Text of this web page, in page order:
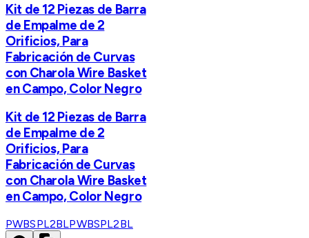
Kit de 12 Piezas de Barra
de Empalme de 2
Orificios, Para
Fabricación de Curvas
con Charola Wire Basket
en Campo, Color Negro
Kit de 12 Piezas de Barra
de Empalme de 2
Orificios, Para
Fabricación de Curvas
con Charola Wire Basket
en Campo, Color Negro
PWBSPL2BLPWBSPL2BL